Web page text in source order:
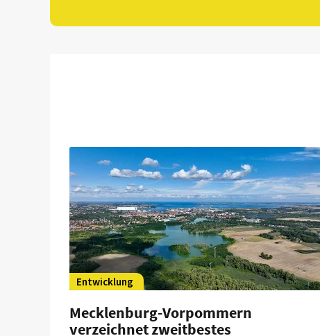
Entwicklung
Mecklenburg-Vorpommern
verzeichnet zweitbestes